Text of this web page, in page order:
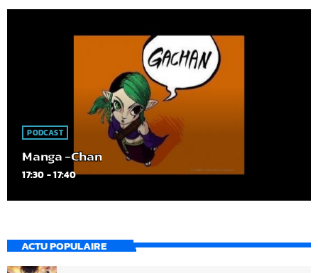
PODCAST
Manga -Chan
17:30 - 17:40
ACTU POPULAIRE